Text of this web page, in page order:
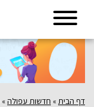
דף הבית » חדשות עפולה»